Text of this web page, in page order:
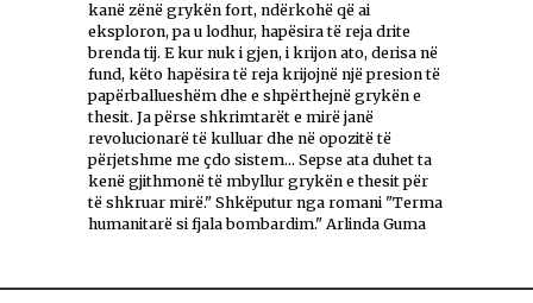
kanë zënë grykën fort, ndërkohë që ai
eksploron, pa u lodhur, hapësira të reja drite
brenda tij. E kur nuk i gjen, i krijon ato, derisa në
fund, këto hapësira të reja krijojnë një presion të
papërballueshëm dhe e shpërthejnë grykën e
thesit. Ja përse shkrimtarët e mirë janë
revolucionarë të kulluar dhe në opozitë të
përjetshme me çdo sistem... Sepse ata duhet ta
kenë gjithmonë të mbyllur grykën e thesit për
të shkruar mirë." Shkëputur nga romani "Terma
humanitarë si fjala bombardim." Arlinda Guma